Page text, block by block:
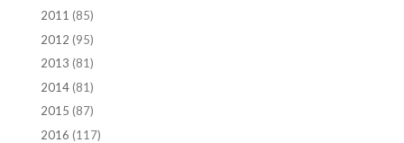
2011 (85)
2012 (95)
2013 (81)
2014(81)
2015 (87)
2016 (117)